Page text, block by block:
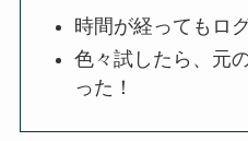
時間が経ってもロ
色々試したら、元
った！